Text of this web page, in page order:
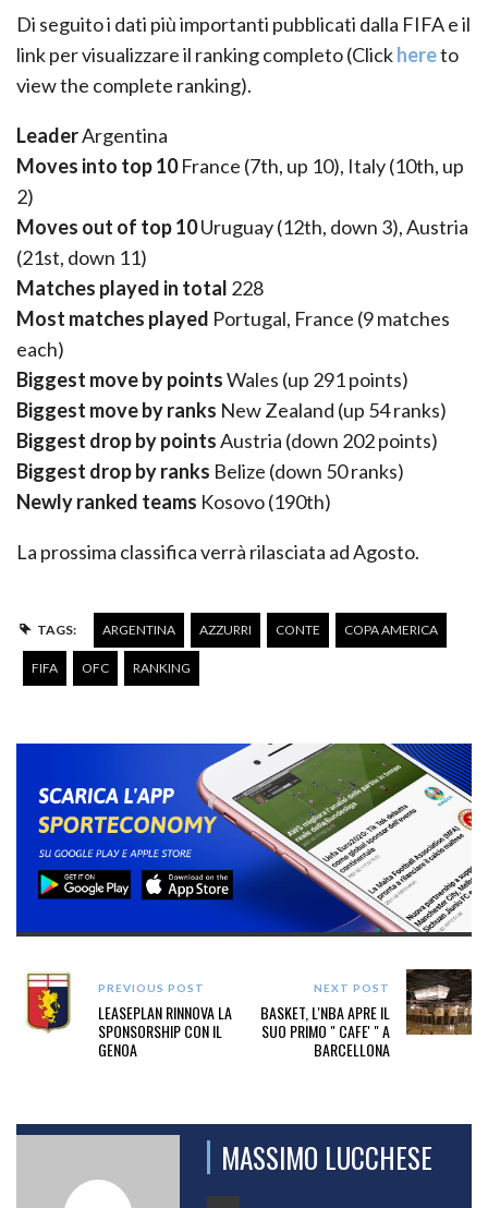
Di seguito i dati più importanti pubblicati dalla FIFA e il
link per visualizzare il ranking completo (Clickhereto
view the complete ranking).
LeaderArgentina
Moves into top 10France (7th, up 10), Italy (10th, up
2)
Moves out of top 10Uruguay (12th, down 3), Austria
(21st, down 11)
Matches played in total 228
Most matches played Portugal, France (9 matches
each)
Biggest move by pointsWales (up 291 points)
Biggest move by ranks New Zealand (up 54 ranks)
Biggest drop by pointsAustria (down 202 points)
Biggest drop by ranks Belize (down 50 ranks)
Newly ranked teams Kosovo (190th)
La prossima classifica verrà rilasciata ad Agosto.
TAGS: ARGENTINA AZZURRI CONTE COPA AMERICA
FIFA OFC RANKING
PREVIOUS POST
LEASEPLAN RINNOVA LA
SPONSORSHIP CON IL
GENOA
NEXT POST
BASKET, L'NBA APRE IL
SUO PRIMO " CAFE' " A
BARCELLONA
MASSIMO LUCCHESE